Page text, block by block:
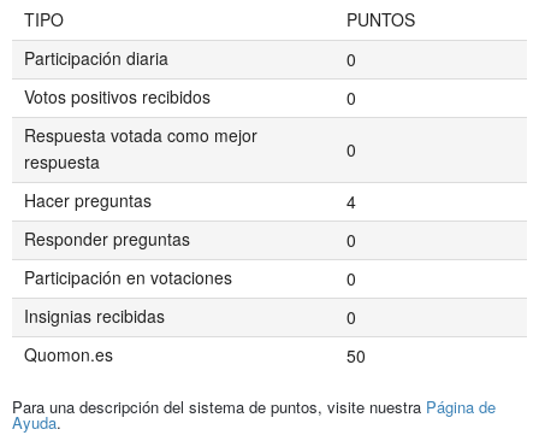
TIPO
PUNTOS
Participación diaria
0
Votos positivos recibidos
0
Respuesta votada como mejor
respuesta
0
Hacer preguntas
4
Responder preguntas
0
Participación en votaciones
0
Insignias recibidas
0
Quomon.es
50
Para una descripción del sistema de puntos, visite nuestra Página de
Ayuda.